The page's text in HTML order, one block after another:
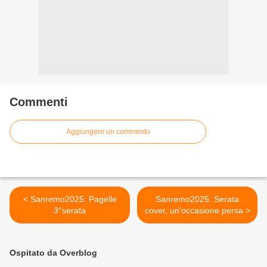
Commenti
Aggiungere un commento
< Sanremo2025: Pagelle
3°serata
Sanremo2025: Serata
cover, un'occasione persa >
Ospitato da Overblog